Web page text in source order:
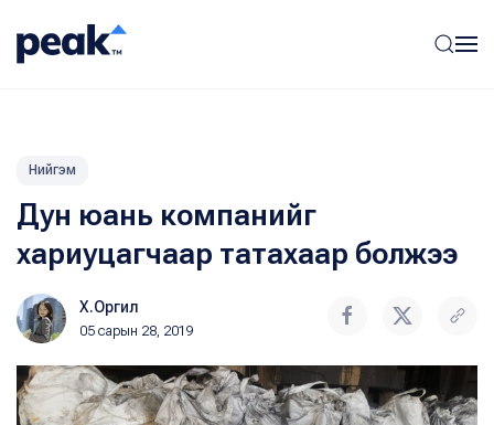
Нийгэм
Дун юань компанийг
хариуцагчаар татахаар болжээ
Х.Оргил
05 сарын 28, 2019